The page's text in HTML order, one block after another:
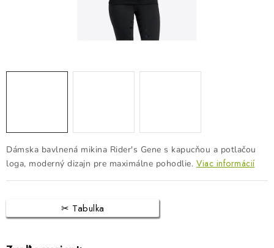
Obchodné podmienky
Dodacie podmienky
Podmienky ochrany osobných údajov
Napíšte nám
Dámska bavlnená mikina Rider's Gene s kapucňou a potlačou
loga, moderný dizajn pre maximálne pohodlie. Viac informácií
Tabulka